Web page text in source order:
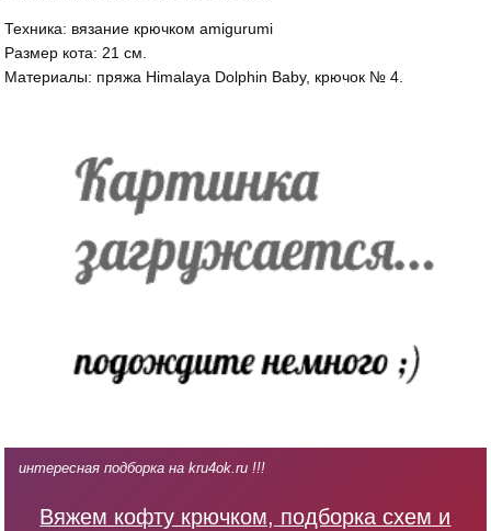
Техника: вязание крючком amigurumi
Размер кота: 21 см.
Материалы: пряжа Himalaya Dolphin Baby, крючок № 4.
интересная подборка на kru4ok.ru !!!
Вяжем кофту крючком, подборка схем и